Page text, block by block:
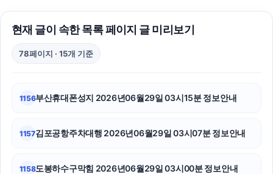
휴대폰소액결제
이혼전문변호사
상간남소송
현재 글이 속한 목록 페이지 글 미리보기
78페이지 · 15개 기준
1156부산휴대폰성지 2026년06월29일 03시15분 정보안내
1157김포공항주차대행 2026년06월29일 03시07분 정보안내
1158도봉하수구막힘 2026년06월29일 03시00분 정보안내